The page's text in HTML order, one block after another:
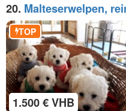
20. Malteserwelpen,
zuckersüß
1.500 € VHB
TOP